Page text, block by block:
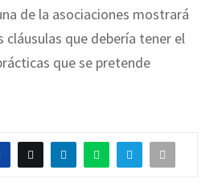
de la asociaciones mostrará
cláusulas que debería tener el
que se pretende